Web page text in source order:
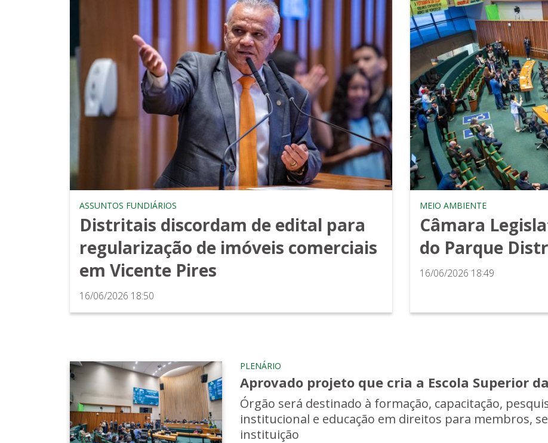
ASSUNTOS FUNDIÁRIOS
Distritais discordam de edital para
regularização de imóveis comerciais
em Vicente Pires
16/06/2026 18:50
MEIO AMBIENTE
Câmara
do Parque
16/06/2026 18:49
PLENÁRIO
Aprovado projeto que cria a Escola Superior
Órgão será destinado à formação, capacitação,
institucional e educação em direitos para membros,
instituição